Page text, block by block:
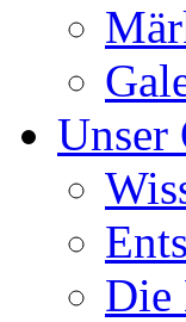
Unser
Die